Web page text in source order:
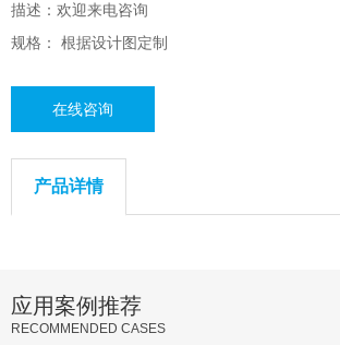
描述：欢迎来电咨询
规格： 根据设计图定制
在线咨询
产品详情
应用案例推荐
RECOMMENDED CASES